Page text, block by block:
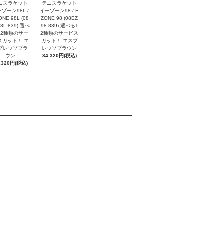
スラケット
ゾーン98L /
98L (08
839) 選べ
種類のサー
ガット！ エ
レッソブラ
ウン
円(税込)
テニスラケット
イーゾーン98 / E
ZONE 98 (08EZ
98-839) 選べる1
2種類のサービス
ガット！ エスプ
レッソブラウン
34,320円(税込)